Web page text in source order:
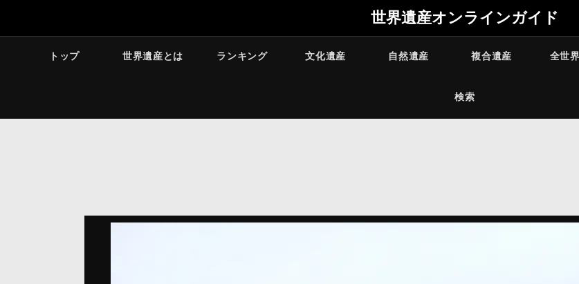
世界遺産オンラインガイド
トップ 世界遺産とは ランキング 文化遺産 自然遺産 複合遺産 全世
検索